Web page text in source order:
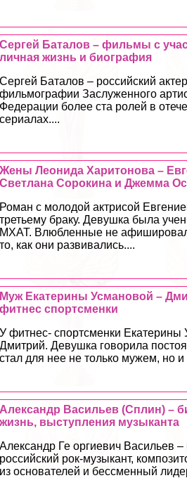
Сергeй Баталов – фильмы с
личная жизнь и биография
Сергeй Баталов – российский
фильмографии Заслуженного
Федерации более ста ролей в
сериалах....
Жены Леонида Харитонова –
Светлана Сорокина и Джемма
Роман с молодой актрисой
третьему бpaку. Девушка была
МХАТ. Влюбленные не
то, как они развивались....
Муж Екатерины Усмановой –
фитнес спортсменки
У фитнес- спортсменки
Дмитрий. Девушка говорила
стал для нее не только мужем, но
Александр Васильев (Сплин) –
жизнь, выступления музыканта
Александр Ге opгиевич Васильев –
российский рок-музыкант,
из основателей и бессменный